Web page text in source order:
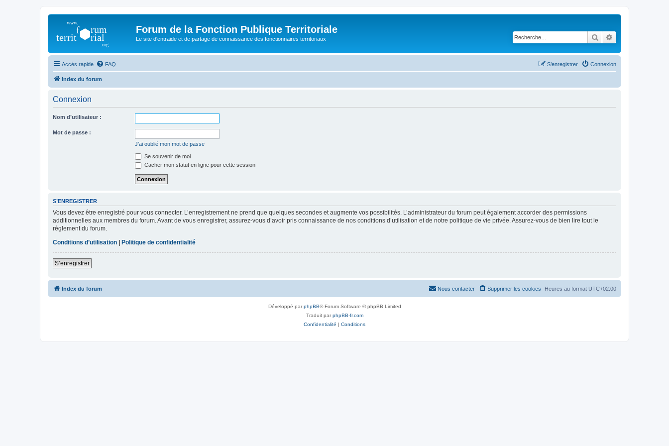
Forum de la Fonction Publique Territoriale
Le site d'entraide et de partage de connaissance des fonctionnaires territoriaux Rechercher
Accès rapide FAQ Connexion
S’enregistrer
Index du forum
Connexion
Nom d’utilisateur :
Mot de passe :
J’ai oublié mon mot de passe
Se souvenir de moi
Cacher mon statut en ligne pour cette session
S’ENREGISTRER
Vous devez être enregistré pour vous connecter. L’enregistrement ne prend que quelques secondes et augmente vos possibilités. L’administrateur du forum peut également accorder des permissions
additionnelles aux membres du forum. Avant de vous enregistrer, assurez-vous d’avoir pris connaissance de nos conditions d’utilisation et de notre politique de vie privée. Assurez-vous de bien lire tout le
règlement du forum.
Conditions d’utilisation
Politique de confidentialité
S’enregistrer
Index du forum Heures au format UTC+02:00
Supprimer les cookies
Nous contacter
Développé parphpBB® Forum Software © phpBB Limited
Traduit parphpBB-fr.com
Confidentialité | Conditions